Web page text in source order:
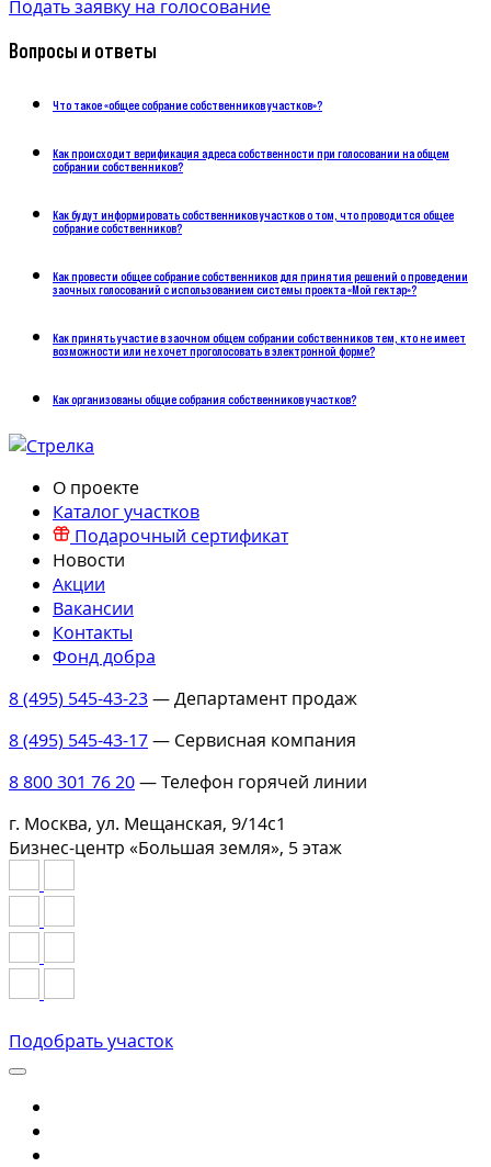
Подать заявку на голосование
Вопросы и ответы
Что такое «общее собрание собственников участков»?
Как происходит верификация адреса собственности при голосовании на общем
собрании собственников?
Как будут информировать собственников участков о том, что проводится общее
собрание собственников?
Как провести общее собрание собственников для принятия решений о проведении
заочных голосований с использованием системы проекта «Мой гектар»?
Как принять участие в заочном общем собрании собственников тем, кто не имеет
возможности или не хочет проголосовать в электронной форме?
Как организованы общие собрания собственников участков?
О проекте
Каталог участков
Подарочный сертификат
Новости
Акции
Вакансии
Контакты
Фонд добра
8 (495) 545-43-23— Департамент продаж
8 (495) 545-43-17— Сервисная компания
8 800 301 76 20— Телефон горячей линии
г. Москва, ул. Мещанская, 9/14с1
Бизнес-центр «Большая земля», 5 этаж
Подобрать участок